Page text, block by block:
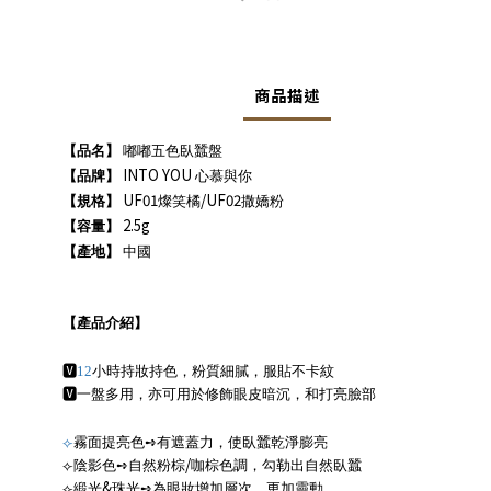
商品描述
【品名】
嘟嘟五色臥蠶盤
【品牌】
INTO YOU 心慕與你
【規格】
UF01燦笑橘/UF02撒嬌粉
【容量】
2.5g
【產地】 中國
【產品介紹】
🆅12小時持妝持色，粉質細膩，服貼不卡紋
🆅一盤多用，亦可用於修飾眼皮暗沉，和打亮臉部
⟣霧面提亮色➺有遮蓋力，使臥蠶乾淨膨亮
⟣陰影色➺自然粉棕/咖棕色調，勾勒出自然臥蠶